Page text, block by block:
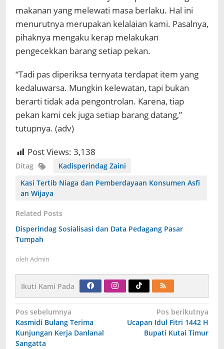
makanan yang melewati masa berlaku. Hal ini
menurutnya merupakan kelalaian kami. Pasalnya,
pihaknya mengaku kerap melakukan
pengecekkan barang setiap pekan.
“Tadi pas diperiksa ternyata terdapat item yang
kedaluwarsa. Mungkin kelewatan, tapi bukan
berarti tidak ada pengontrolan. Karena, tiap
pekan kami cek juga setiap barang datang,”
tutupnya. (adv)
Post Views: 3,138
Ditag
Kadisperindag Zaini
Kasi Tertib Niaga dan Pemberdayaan Konsumen Asfi
an Wijaya
Related Posts
Disperindag Sosialisasi dan Data Pedagang Pasar
Tumpah
oleh Admin
Ikuti Kami Pada
Navigasi
pos
Pos sebelumnya
Kasmidi Bulang Terima
Kunjungan Kerja Danlanal
Sangatta
Pos berikutnya
Ucapan Idul Fitri 1442 H
Bupati Kutai Timur